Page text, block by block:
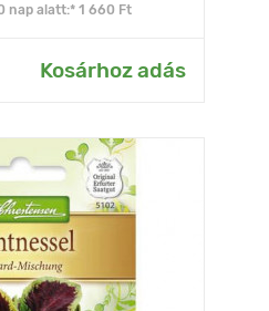
nap alatt:* 1 660 Ft
Kosárhoz adás